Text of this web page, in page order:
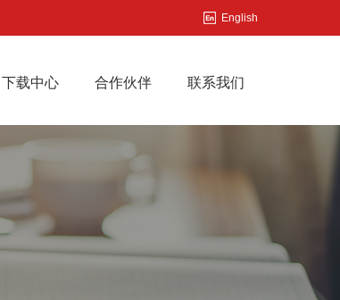
English
下载中心 合作伙伴 联系我们